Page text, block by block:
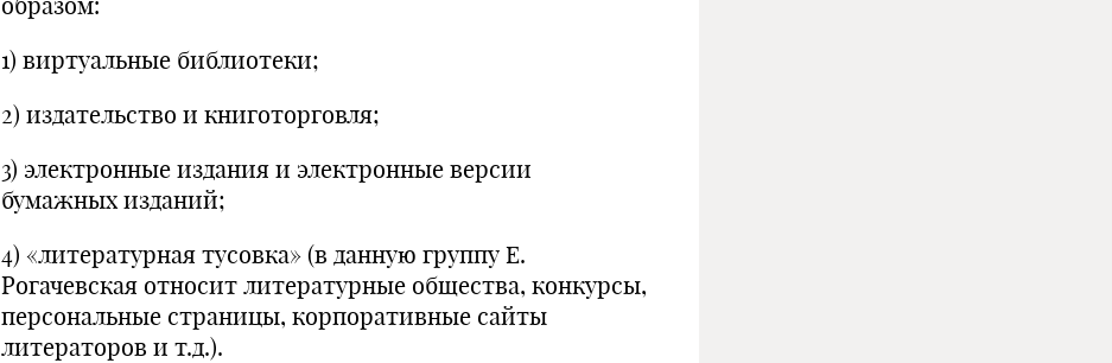
1) виртуальные библиотеки;
2) издательство и книготорговля;
3) электронные издания и электронные версии
бумажных изданий;
4) «литературная тусовка» (в данную группу Е.
Рогачевская относит литературные общества, конкурсы,
персональные страницы, корпоративные сайты
литераторов и т.д.).